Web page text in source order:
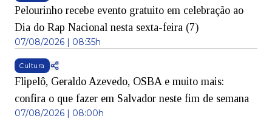
Pelourinho recebe evento gratuito em celebração ao
Dia do Rap Nacional nesta sexta-feira (7)
07/08/2026 | 08:35h
Cultura
Flipelô, Geraldo Azevedo, OSBA e muito mais:
confira o que fazer em Salvador neste fim de semana
07/08/2026 | 08:00h